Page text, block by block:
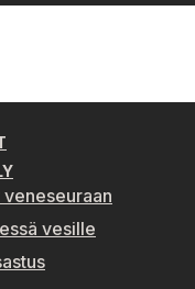
veneseuraan
vesille